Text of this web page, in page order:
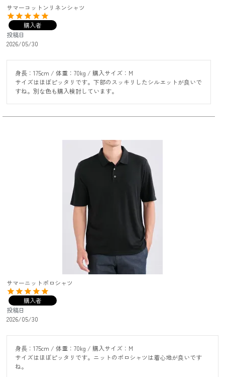
サマーコットンリネンシャツ
購入者
投稿日
2026/05/30
身長：175cm / 体重：70kg / 購入サイズ：M
サイズはほぼピッタリです。下部のスッキリしたシルエットが良いで
すね。別な色も購入検討しています。
サマーニットポロシャツ
購入者
投稿日
2026/05/30
身長：175cm / 体重：70kg / 購入サイズ：M
サイズはほぼピッタリです。ニットのポロシャツは着心地が良いです
ね。